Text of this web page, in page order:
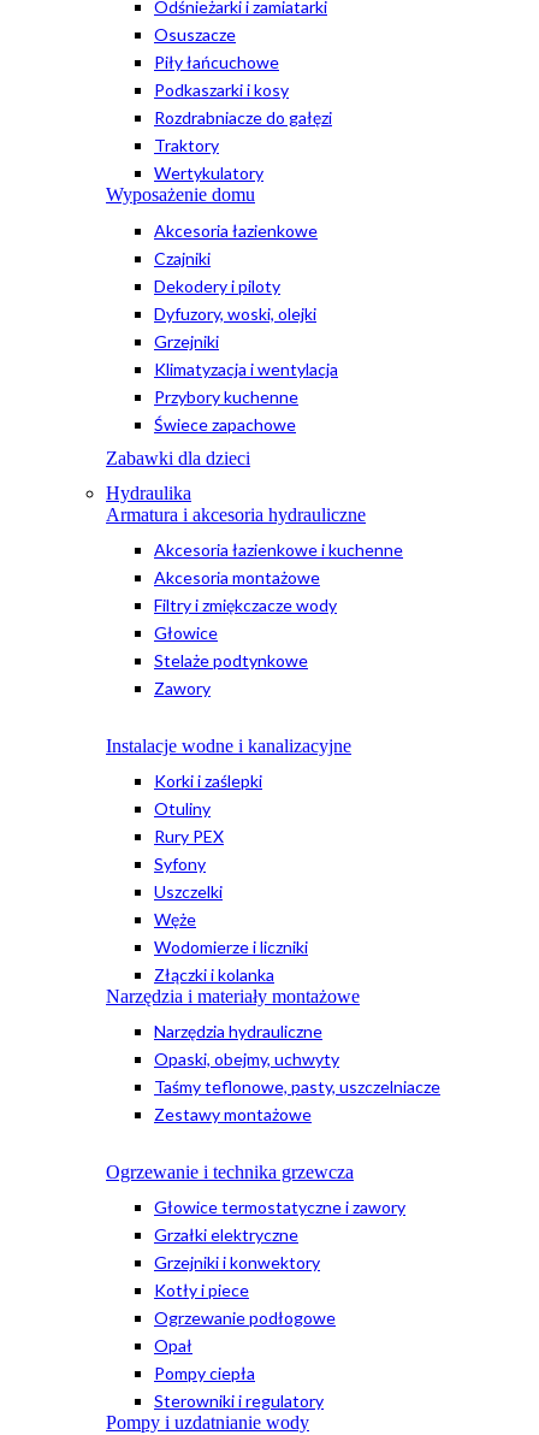
Odśnieżarki i zamiatarki
Osuszacze
Piły łańcuchowe
Podkaszarki i kosy
Rozdrabniacze do gałęzi
Traktory
Wertykulatory
Wyposażenie domu
Akcesoria łazienkowe
Czajniki
Dekodery i piloty
Dyfuzory, woski, olejki
Grzejniki
Klimatyzacja i wentylacja
Przybory kuchenne
Świece zapachowe
Zabawki dla dzieci
Hydraulika
Armatura i akcesoria hydrauliczne
Akcesoria łazienkowe i kuchenne
Akcesoria montażowe
Filtry i zmiękczacze wody
Głowice
Stelaże podtynkowe
Zawory
Instalacje wodne i kanalizacyjne
Korki i zaślepki
Otuliny
Rury PEX
Syfony
Uszczelki
Węże
Wodomierze i liczniki
Złączki i kolanka
Narzędzia i materiały montażowe
Narzędzia hydrauliczne
Opaski, obejmy, uchwyty
Taśmy teflonowe, pasty, uszczelniacze
Zestawy montażowe
Ogrzewanie i technika grzewcza
Głowice termostatyczne i zawory
Grzałki elektryczne
Grzejniki i konwektory
Kotły i piece
Ogrzewanie podłogowe
Opał
Pompy ciepła
Sterowniki i regulatory
Pompy i uzdatnianie wody